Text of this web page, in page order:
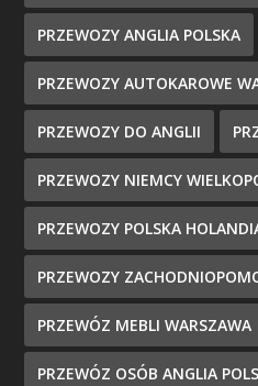
PRZEWOZY ANGLIA POLSKA
PRZEWOZY AUTOKAROWE
PRZEWOZY DO ANGLII
PRZEWOZY NIEMCY
PRZEWOZY POLSKA
PRZEWOZY
PRZEWÓZ MEBLI WARSZAWA
PRZEWÓZ OSÓB ANGLIA